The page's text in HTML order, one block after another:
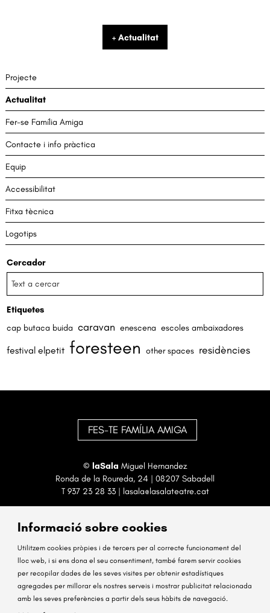
+ Actualitat
Projecte
Actualitat
Fer-se Família Amiga
Contacte i info pràctica
Equip
Accessibilitat
Fitxa tècnica
Logotips
Cercador
Etiquetes
cap butaca buida caravan enescena escoles ambaixadores
festival elpetit foresteen other spaces residències
FES-TE FAMÍLIA AMIGA
© laSala Miguel Hernandez
Ronda de la Roureda, 24 | 08207 Sabadell
T 937 23 28 33| lasala@lasalateatre.cat
Sitemap Avís Legal Ús de Cookies Contactar
Link a instagram
Link a facebook
Informació sobre cookies
Utilitzem cookies pròpies i de tercers per al correcte funcionament del
lloc web, i si ens dona el seu consentiment, també farem servir cookies
per recopilar dades de les seves visites per obtenir estadístiques
agregades per millorar els nostres serveis i mostrar publicitat relacionada
amb les seves preferències a partir dels seus hàbits de navegació.